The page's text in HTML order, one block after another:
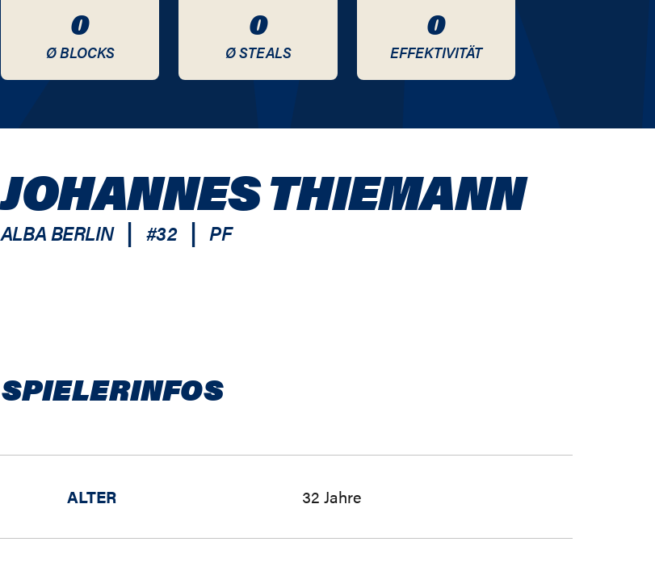
0
Ø BLOCKS
0
Ø STEALS
0
EFFEKTIVITÄT
JOHANNES THIEMANN
ALBA BERLIN | #32 | PF
SPIELERINFOS
ALTER 32 Jahre